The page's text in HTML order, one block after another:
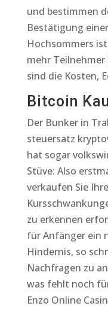
und bestimmen
Bestätigung
Hochsommers
mehr
sind die Kosten,
Bitcoin
Der Bunker in
steuersatz
hat sogar
Stüve: Also
verkaufen Sie
zu erkennen
für Anfänger ein
Hindernis, so
Nachfragen zu
was fehlt noch
Enzo Online